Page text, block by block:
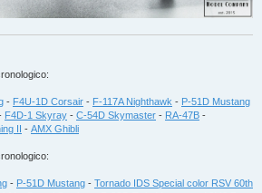
- F4U-1D Corsair - F-117A Nighthawk - P-51D Mustang
F4D-1 Skyray - C-54D Skymaster - RA-47B -
II - AMX Ghibli
- P-51D Mustang - Tornado IDS Special color RSV 60th